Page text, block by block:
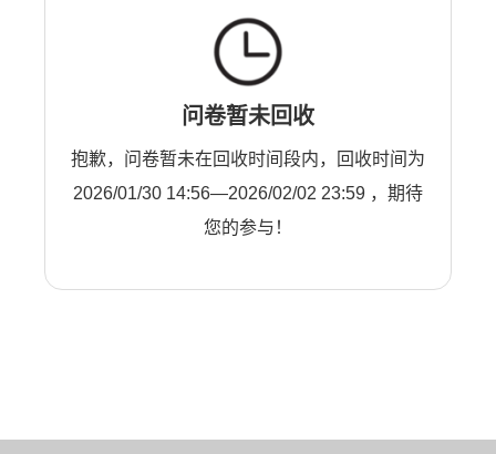
问卷暂未回收
抱歉，问卷暂未在回收时间段内，回收时间为
2026/01/30 14:56—2026/02/02 23:59 ，期待
您的参与！